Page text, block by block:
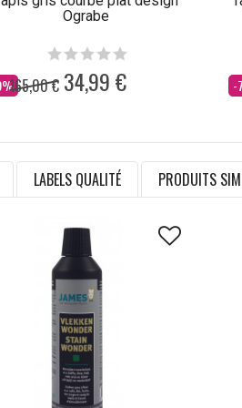
Ograbe
165,00 € 34,99 € -
LABELS QUALITÉ PRODUITS